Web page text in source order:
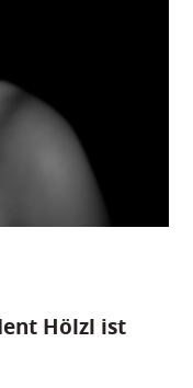
Hölzl ist